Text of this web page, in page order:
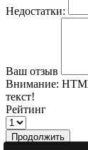
Недостатки:
Ваш отзыв
Внимание:
текст!
Рейтинг
Продолжить